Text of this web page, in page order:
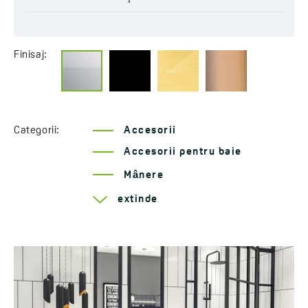
Finisaj:
Categorii: Accesorii
Accesorii pentru baie
Mânere
Serie Rondo
extinde